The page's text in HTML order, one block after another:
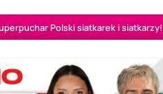
Polski siatkarek i siatkarzy!